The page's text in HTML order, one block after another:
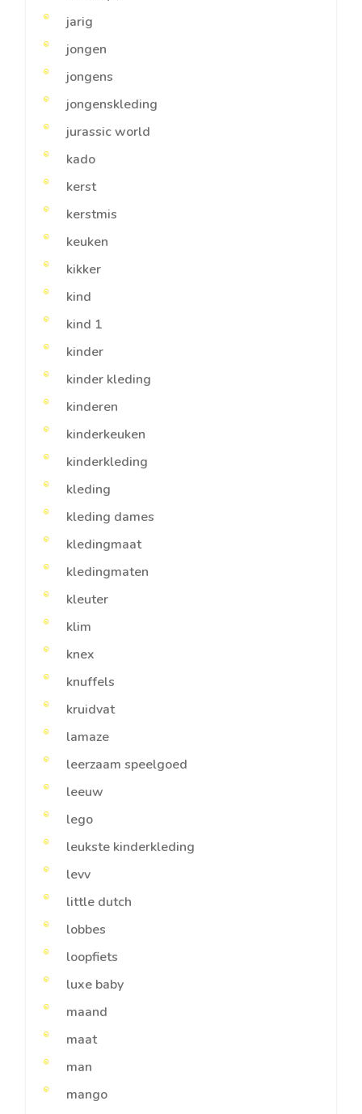
jarig
jongen
jongens
jongenskleding
jurassic world
kado
kerst
kerstmis
keuken
kikker
kind
kind 1
kinder
kinder kleding
kinderen
kinderkeuken
kinderkleding
kleding
kleding dames
kledingmaat
kledingmaten
kleuter
klim
knex
knuffels
kruidvat
lamaze
leerzaam speelgoed
leeuw
lego
leukste kinderkleding
levv
little dutch
lobbes
loopfiets
luxe baby
maand
maat
man
mango